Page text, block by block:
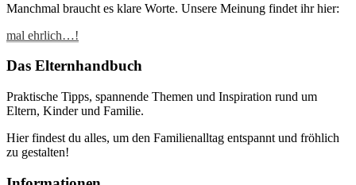
Manchmal braucht es klare Worte. Unsere Meinung findet ihr hier:
mal ehrlich…!
Das Elternhandbuch
Praktische Tipps, spannende Themen und Inspiration rund um
Eltern, Kinder und Familie.
Hier findest du alles, um den Familienalltag entspannt und fröhlich
zu gestalten!